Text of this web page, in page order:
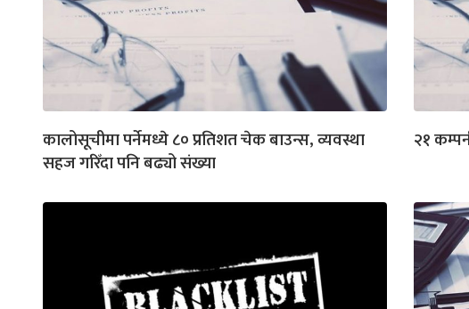
कालोसूचीमा पर्नेमध्ये ८० प्रतिशत चेक बाउन्स, व्यवस्था
सहज गरिँदा पनि बढ्यो संख्या
२१